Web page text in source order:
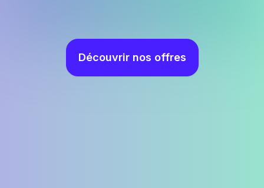
Découvrir nos offres